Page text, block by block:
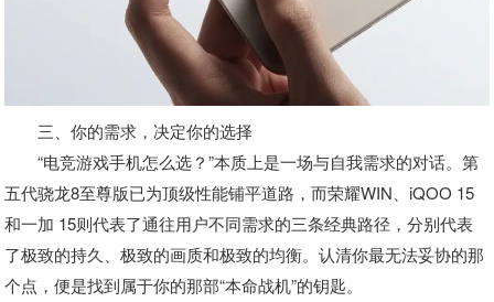
三、你的需求，决定你的选择
“电竞游戏手机怎么选？”本质上是一场与自我需求的对话。第
五代骁龙8至尊版已为顶级性能铺平道路，而荣耀WIN、iQOO 15
和一加 15则代表了通往用户不同需求的三条经典路径，分别代表
了极致的持久、极致的画质和极致的均衡。认清你最无法妥协的那
个点，便是找到属于你的那部“本命战机”的钥匙。